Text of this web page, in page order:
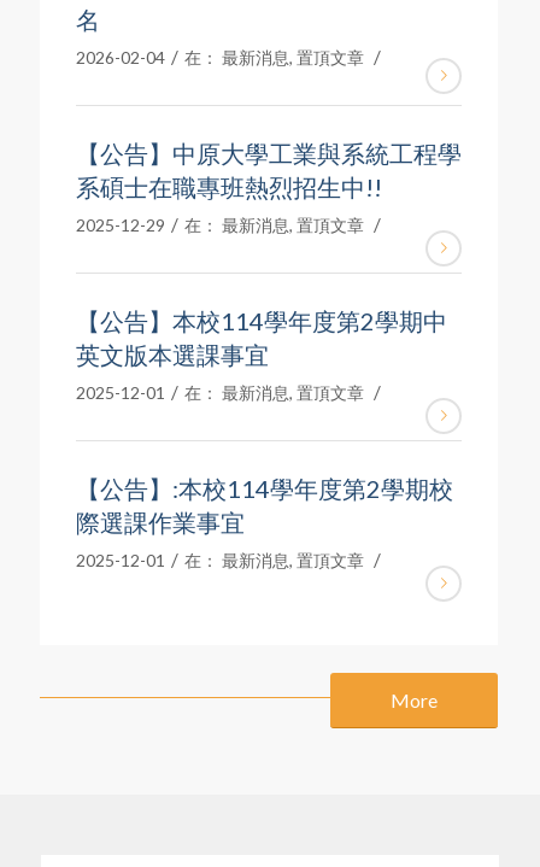
名
2026-02-04 / 在： 最新消息, 置頂文章 /
【公告】中原大學工業與系統工程學
系碩士在職專班熱烈招生中!!
2025-12-29 / 在： 最新消息, 置頂文章 /
【公告】本校114學年度第2學期中
英文版本選課事宜
2025-12-01 / 在： 最新消息, 置頂文章 /
【公告】:本校114學年度第2學期校
際選課作業事宜
2025-12-01 / 在： 最新消息, 置頂文章 /
More